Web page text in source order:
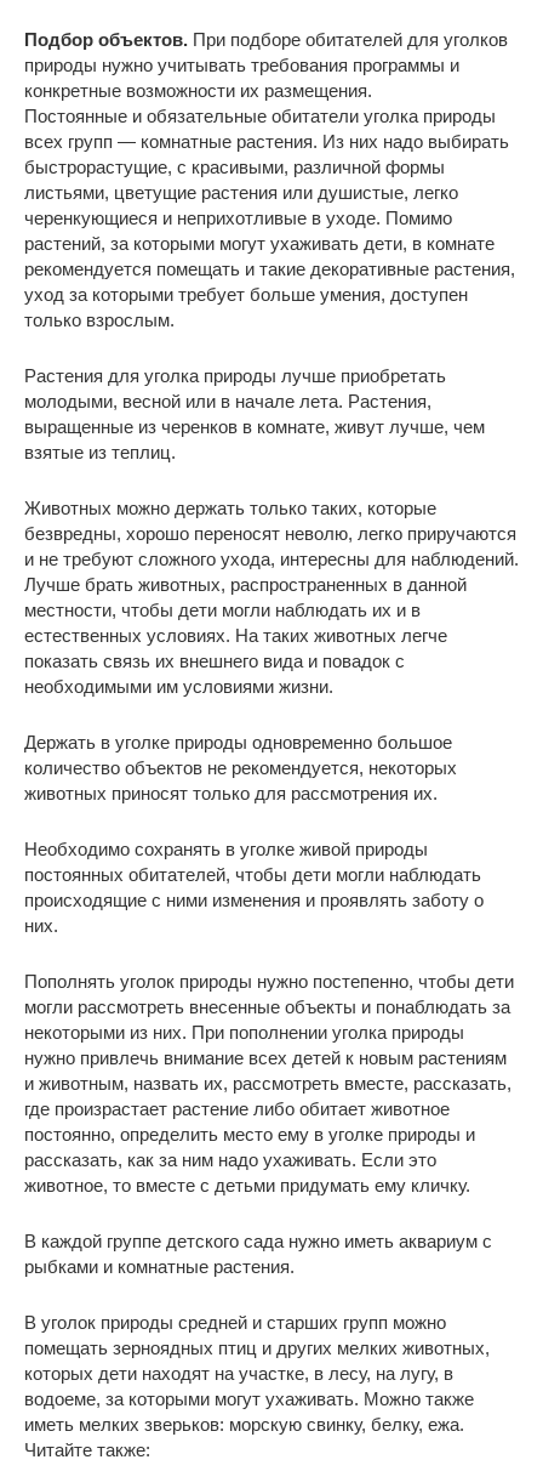
Подбор объектов. При подборе обитателей для уголков
природы нужно учитывать требования программы и
конкретные возможности их размещения.
Постоянные и обязательные обитатели уголка природы
всех групп ― комнатные растения. Из них надо выбирать
быстрорастущие, с красивыми, различной формы
листьями, цветущие растения или душистые, легко
черенкующиеся и неприхотливые в уходе. Помимо
растений, за которыми могут ухаживать дети, в комнате
рекомендуется помещать и такие декоративные растения,
уход за которыми требует больше умения, доступен
только взрослым.
Растения для уголка природы лучше приобретать
молодыми, весной или в начале лета. Растения,
выращенные из черенков в комнате, живут лучше, чем
взятые из теплиц.
Животных можно держать только таких, которые
безвредны, хорошо переносят неволю, легко приручаются
и не требуют сложного ухода, интересны для наблюдений.
Лучше брать животных, распространенных в данной
местности, чтобы дети могли наблюдать их и в
естественных условиях. На таких животных легче
показать связь их внешнего вида и повадок с
необходимыми им условиями жизни.
Держать в уголке природы одновременно большое
количество объектов не рекомендуется, некоторых
животных приносят только для рассмотрения их.
Необходимо сохранять в уголке живой природы
постоянных обитателей, чтобы дети могли наблюдать
происходящие с ними изменения и проявлять заботу о
них.
Пополнять уголок природы нужно постепенно, чтобы дети
могли рассмотреть внесенные объекты и понаблюдать за
некоторыми из них. При пополнении уголка природы
нужно привлечь внимание всех детей к новым растениям
и животным, назвать их, рассмотреть вместе, рассказать,
где произрастает растение либо обитает животное
постоянно, определить место ему в уголке природы и
рассказать, как за ним надо ухаживать. Если это
животное, то вместе с детьми придумать ему кличку.
В каждой группе детского сада нужно иметь аквариум с
рыбками и комнатные растения.
В уголок природы средней и старших групп можно
помещать зерноядных птиц и других мелких животных,
которых дети находят на участке, в лесу, на лугу, в
водоеме, за которыми могут ухаживать. Можно также
иметь мелких зверьков: морскую свинку, белку, ежа.
Читайте также: